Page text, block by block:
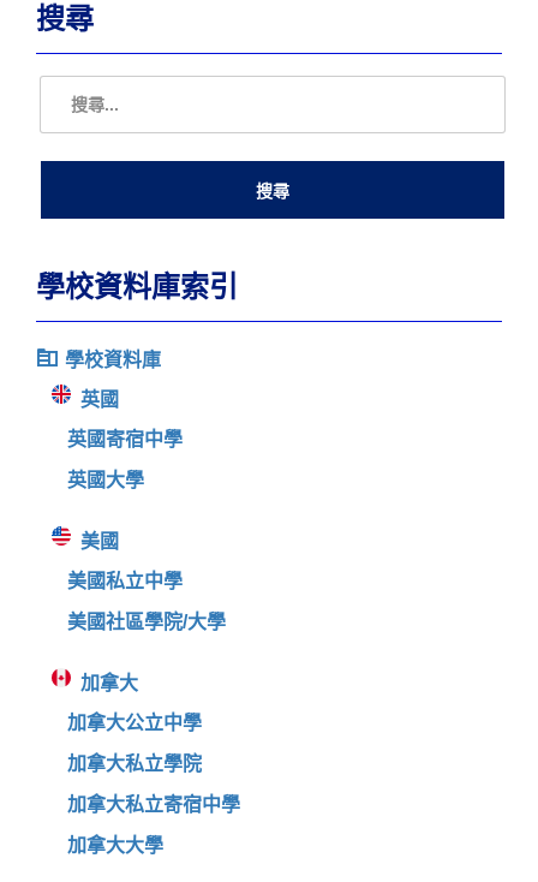
搜尋
學校資料庫索引
學校資料庫
英國
英國寄宿中學
英國大學
美國
美國私立中學
美國社區學院/大學
加拿大
加拿大公立中學
加拿大私立學院
加拿大私立寄宿中學
加拿大大學